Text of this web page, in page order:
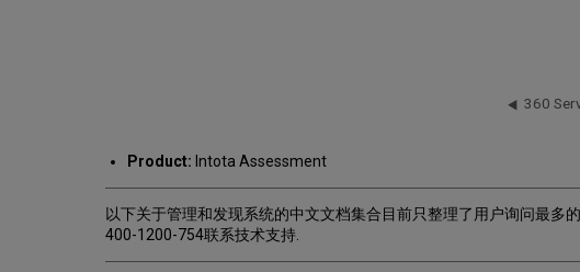
Product: Intota Assessment
以下关于管理和发现系统的中文文档集合目前只整理了用户询问最
400-1200-754联系技术支持.